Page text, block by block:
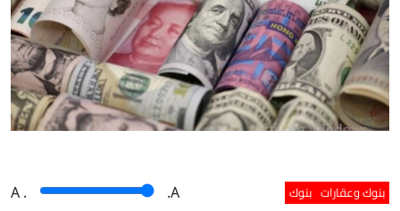
بنوك وعقارات بنوك A . .A